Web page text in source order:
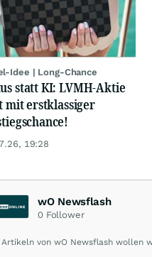
Idee | Long-Chance
statt KI: LVMH-Aktie
mit erstklassiger
19:28
wO Newsflash
0 Follower
Artikeln von wO Newsflash wollen